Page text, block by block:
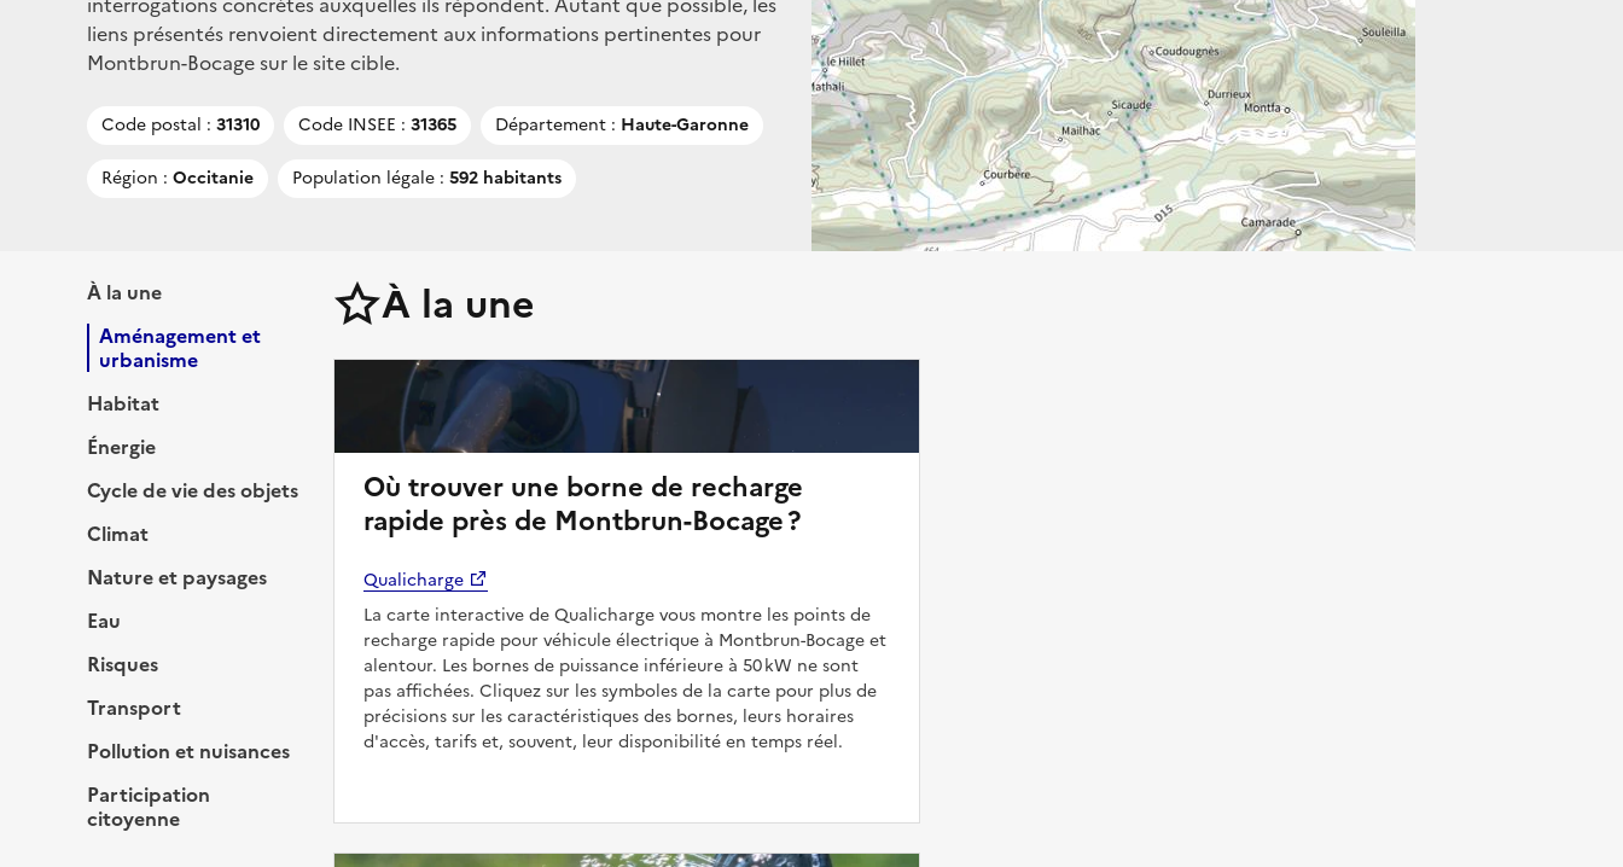
liens présentés renvoient directement aux informations pertinentes pour
Montbrun-Bocage sur le site cible.
Code postal : 31310 Code INSEE : 31365 Département : Haute-Garonne
Région : Occitanie Population légale : 592 habitants
À la une
Aménagement et
urbanisme
Habitat
Énergie
Cycle de vie des objets
Climat
Nature et paysages
Eau
Risques
Transport
Pollution et nuisances
Participation
citoyenne
À la une
Où trouver une borne de recharge
rapide près de Montbrun-Bocage ?
Qualicharge
La carte interactive de Qualicharge vous montre les points de
recharge rapide pour véhicule électrique à Montbrun-Bocage et
alentour. Les bornes de puissance inférieure à 50 kW ne sont
pas affichées. Cliquez sur les symboles de la carte pour plus de
précisions sur les caractéristiques des bornes, leurs horaires
d'accès, tarifs et, souvent, leur disponibilité en temps réel.